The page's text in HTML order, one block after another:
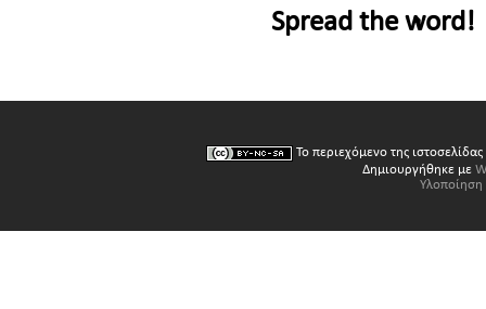
Spread the word!
Το περιεχόμενο της ιστοσελίδας
Δημιουργήθηκε με
Υλοποίηση